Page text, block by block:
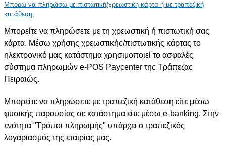
Μπορώ να πληρώσω με πιστωτική/χρεωστική κάρτα ή με τραπεζική
κατάθεση;
Μπορείτε να πληρώσετε με τη χρεωστική ή πιστωτική σας
κάρτα. Μέσω χρήσης χρεωστικής/πιστωτικής κάρτας το
ηλεκτρονικό μας κατάστημα χρησιμοποιεί το ασφαλές
σύστημα πληρωμών e-POS Paycenter της Τράπεζας
Πειραιώς.
Μπορείτε να πληρώσετε με τραπεζική κατάθεση είτε μέσω
φυσικής παρουσίας σε κατάστημα είτε μέσω e-banking. Στην
ενότητα "Τρόποι πληρωμής" υπάρχει ο τραπεζικός
λογαριασμός της εταιρίας μας.